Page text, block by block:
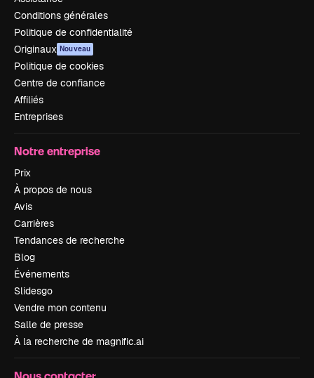
Conditions générales
Politique de confidentialité
Originaux Nouveau
Politique de cookies
Centre de confiance
Affiliés
Entreprises
Notre entreprise
Prix
À propos de nous
Avis
Carrières
Tendances de recherche
Blog
Événements
Slidesgo
Vendre mon contenu
Salle de presse
À la recherche de magnific.ai